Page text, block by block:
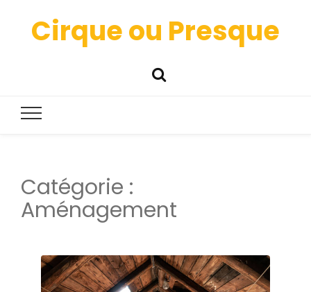
Cirque ou Presque
Catégorie :
Aménagement